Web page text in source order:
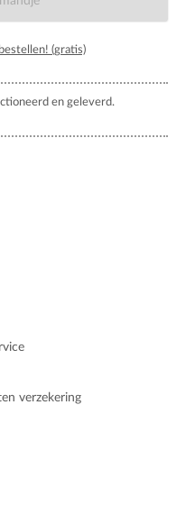
(gratis)
en geleverd.
verzekering